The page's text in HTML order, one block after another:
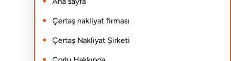
c
h
Çertaş nakliyat firması
Çertaş Nakliyat Şirketi